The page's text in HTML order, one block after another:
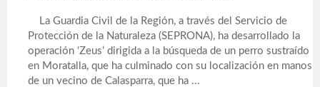
La Guardia Civil de la Región, a través del Servicio de
Protección de la Naturaleza (SEPRONA), ha desarrollado la
operación ‘Zeus’ dirigida a la búsqueda de un perro sustraído
en Moratalla, que ha culminado con su localización en manos
de un vecino de Calasparra, que ha ...